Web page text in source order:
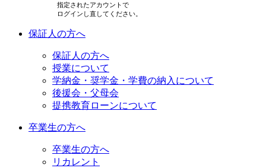
指定されたアカウントで
ログインし直してください。
保証人の方へ
保証人の方へ
授業について
学納金・奨学金・学費の納入について
後援会・父母会
提携教育ローンについて
卒業生の方へ
卒業生の方へ
リカレント